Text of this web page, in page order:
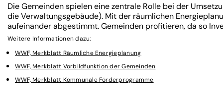
Die Gemeinden spielen eine zentrale Rolle bei der
die Verwaltungsgebäude). Mit der räumlichen
aufeinander abgestimmt. Gemeinden profitieren, da so
Weitere Informationen dazu:
WWF, Merkblatt Räumliche Energieplanung
WWF, Merkblatt Vorbildfunktion der Gemeinden
WWF, Merkblatt Kommunale Förderprogramme